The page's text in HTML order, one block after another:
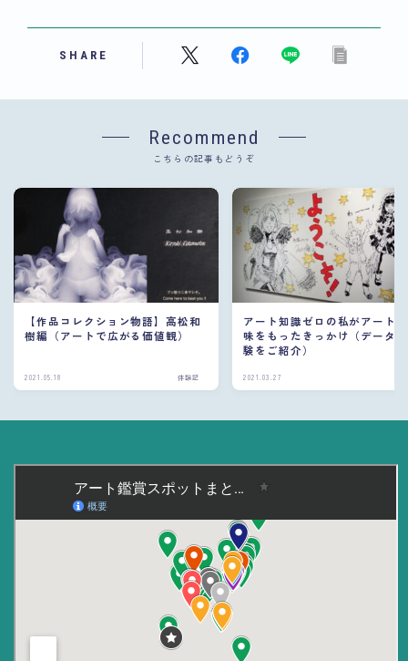
SHARE
Recommend
こちらの記事もどうぞ
【作品コレクション物語】高松和
樹編（アートで広がる価値観）
2021.05.18 体験記
アート知識ゼロの私がアート
味をもったきっかけ（データ
験をご紹介）
2021.03.27